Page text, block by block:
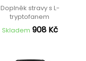
Doplněk stravy s L-
tryptofanem
Skladem 908 Kč